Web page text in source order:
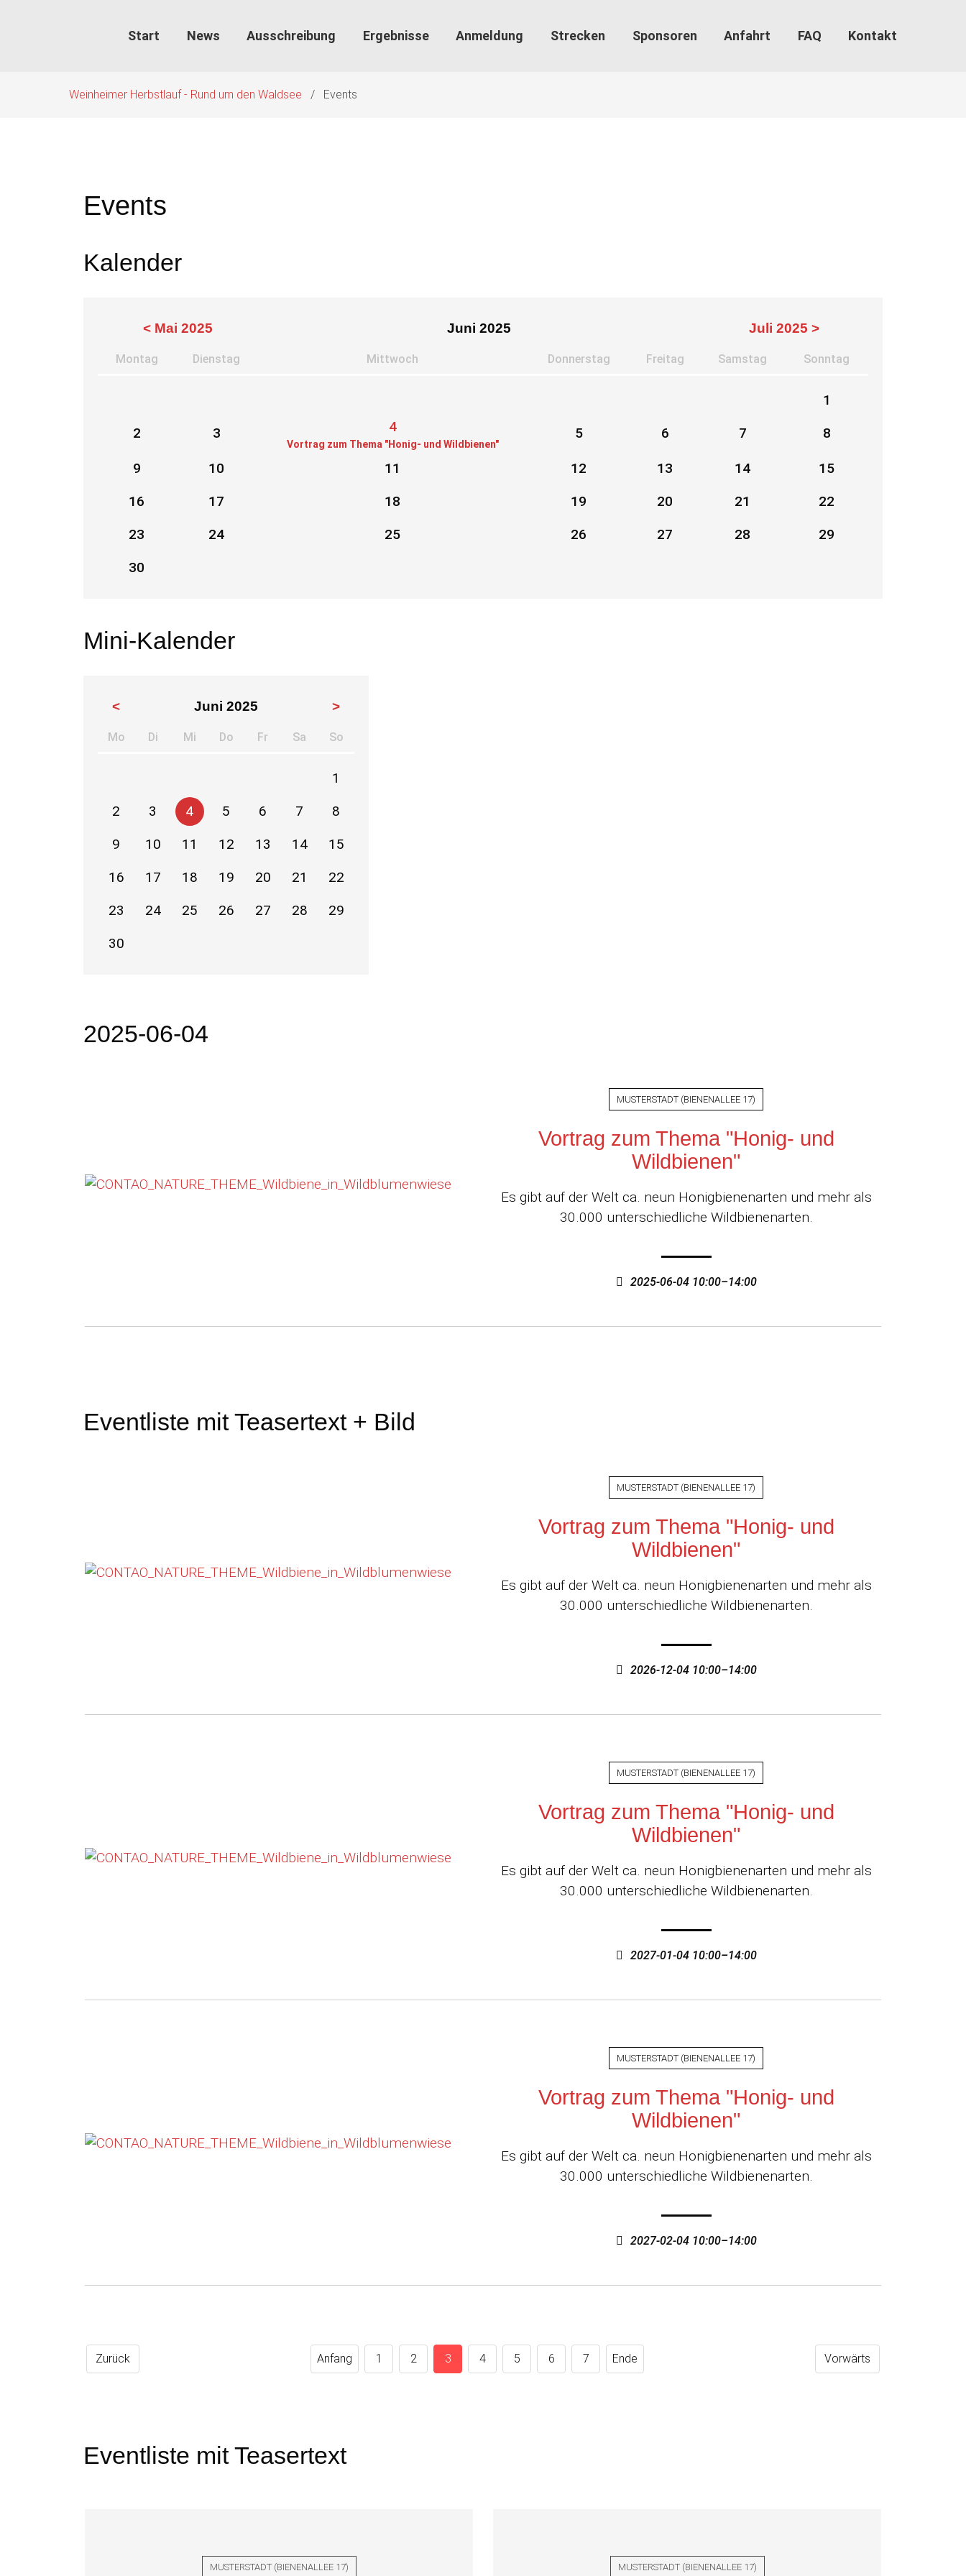
Start News Ausschreibung Ergebnisse Anmeldung Strecken Sponsoren Anfahrt FAQ Kontakt
Weinheimer Herbstlauf - Rund um den Waldsee Events
Events
Kalender
< Mai 2025 Juni 2025 Juli 2025 >
Montag Dienstag Mittwoch Donnerstag Freitag Samstag Sonntag
1
2
3 4
Vortrag zum Thema "Honig- und Wildbienen"
5 6 7 8
9 10 11 12 13 14
15
16
17 18 19 20 21
22
23
24 25 26 27 28
29
30
Mini-Kalender
< Juni 2025 >
Mo ntag
Di enstag
Mi ttwoch
Do nnerstag
Fr eitag
Sa mstag
So
1
2
3 4 5 6 7
8
9
10 11 12 13 14
15
16
17 18 19 20 21
22
23
24 25 26 27 28
29
30
2025-06-04
MUSTERSTADT (BIENENALLEE 17)
Vortrag zum Thema "Honig- und
Wildbienen"
Es gibt auf der Welt ca. neun Honigbienenarten und mehr als
30.000 unterschiedliche Wildbienenarten.
2025-06-04 10:00–14:00
Eventliste mit Teasertext + Bild
MUSTERSTADT (BIENENALLEE 17)
Vortrag zum Thema "Honig- und
Wildbienen"
Es gibt auf der Welt ca. neun Honigbienenarten und mehr als
30.000 unterschiedliche Wildbienenarten.
2026-12-04 10:00–14:00
MUSTERSTADT (BIENENALLEE 17)
Vortrag zum Thema "Honig- und
Wildbienen"
Es gibt auf der Welt ca. neun Honigbienenarten und mehr als
30.000 unterschiedliche Wildbienenarten.
2027-01-04 10:00–14:00
MUSTERSTADT (BIENENALLEE 17)
Vortrag zum Thema "Honig- und
Wildbienen"
Es gibt auf der Welt ca. neun Honigbienenarten und mehr als
30.000 unterschiedliche Wildbienenarten.
2027-02-04 10:00–14:00
Zurück Vorwärts
Anfang 1 2 3 4 5 6 7 Ende
Eventliste mit Teasertext
MUSTERSTADT(BIENENALLEE 17) MUSTERSTADT(BIENENALLEE 17)